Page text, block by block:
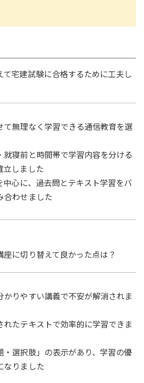
て宅建試験に合格するために工夫し
て無理なく学習できる通信教育を選
就寝前と時間帯で学習内容を分ける
立しました
中心に、過去問とテキスト学習をバ
合わせました
座に切り替えて良かった点は？
かりやすい講義で不安が解消されま
れたテキストで効率的に学習できま
・選択肢」の表示があり、学習の優
なりました